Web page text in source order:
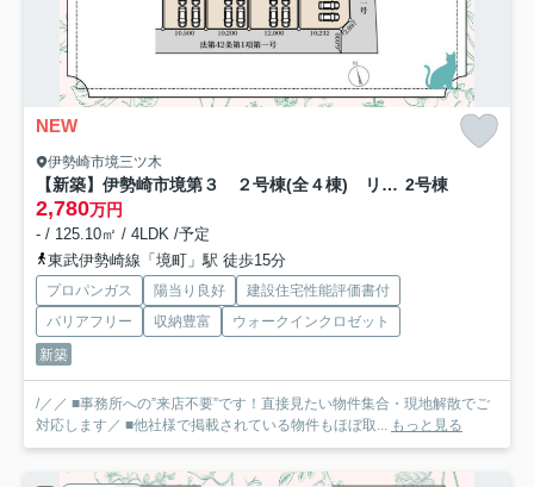
NEW
伊勢崎市境三ツ木
【新築】伊勢崎市境第３ ２号棟(全４棟) リーブルガーデン 新築建売分譲 2号棟
2,780万円
- / 125.10㎡ / 4LDK /予定
東武伊勢崎線「境町」駅 徒歩15分
プロパンガス 陽当り良好
建設住宅性能評価書付
バリアフリー
収納豊富
ウォークインクロゼット
新築
/／／ ■事務所への”来店不要”です！直接見たい物件集合・現地解散でご
対応します／ ■他社様で掲載されている物件もほぼ取... もっと見る